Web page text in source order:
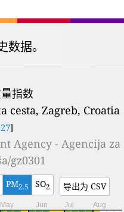
据。
指数
cesta, Zagreb, Croatia
]
Agency - Agencija za
gz0301
PM2.5 SO2 导出为 CSV
May Jun Jul Aug